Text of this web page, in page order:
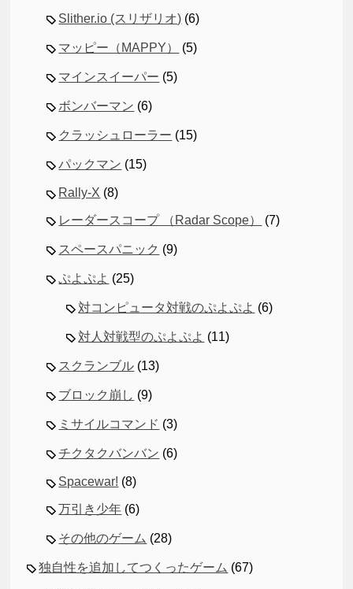
Slither.io (スリザリオ) (6)
マッピー（MAPPY） (5)
マインスイーパー (5)
ボンバーマン (6)
クラッシュローラー (15)
パックマン (15)
Rally-X (8)
レーダースコープ （Radar Scope） (7)
スペースパニック (9)
ぷよぷよ (25)
対コンピュータ対戦のぷよぷよ (6)
対人対戦型のぷよぷよ (11)
スクランブル (13)
ブロック崩し (9)
ミサイルコマンド (3)
チクタクバンバン (6)
Spacewar! (8)
万引き少年 (6)
その他のゲーム (28)
独自性を追加してつくったゲーム (67)